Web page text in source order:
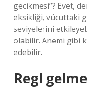
gecikmesi”? Evet,
eksikliği, vücuttaki
seviyelerini
olabilir. Anemi gibi
edebilir.
Regl